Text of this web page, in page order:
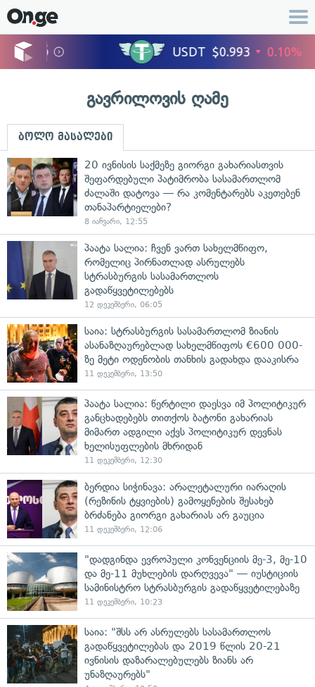
გავრილოვის ღამე
ბოლო მასალები
20 ივნისის საქმეზე გიორგი გახარიასთვის
შეფარდებული პატიმრობა სასამართლომ
ძალაში დატოვა — რა კომენტარებს აკეთებენ
თანაპარტიელები?
8 იანვარი, 12:55
პაატა სალია: ჩვენ ვართ სახელმწიფო,
რომელიც პირნათლად ასრულებს
სტრასბურგის სასამართლოს
გადაწყვეტილებებს
12 დეკემბერი, 06:05
საია: სტრასბურგის სასამართლომ ზიანის
ასანაზღაურებლად სახელმწიფოს €600 000-
ზე მეტი ოდენობის თანხის გადახდა დააკისრა
11 დეკემბერი, 13:50
პაატა სალია: წერტილი დაესვა იმ პოლიტიკურ
განცხადებებს თითქოს ბატონი გახარიას
მიმართ ადგილი აქვს პოლიტიკურ დევნას
ხელისუფლების მხრიდან
11 დეკემბერი, 12:30
ბერდია სიჭინავა: არალეტალური იარაღის
(რეზინის ტყვიების) გამოყენების შესახებ
ბრძანება გიორგი გახარიას არ გაუცია
11 დეკემბერი, 12:06
"დადგინდა ევროპული კონვენციის მე-3, მე-10
და მე-11 მუხლების დარღვევა" — იუსტიციის
სამინისტრო სტრასბურგის გადაწყვეტილებაზე
11 დეკემბერი, 10:23
საია: "შსს არ ასრულებს სასამართლოს
გადაწყვეტილებას და 2019 წლის 20-21
ივნისის დაზარალებულებს ზიანს არ
უნაზღაურებს"